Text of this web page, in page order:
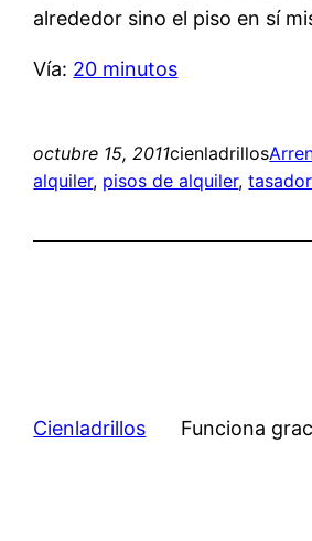
alrededor sino el piso en sí
Vía: 20 minutos
octubre 15, 2011cienladrillos
alquiler, pisos de alquiler,
Cienladrillos Funciona